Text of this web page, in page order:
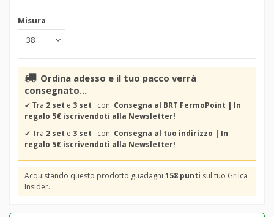
Misura
Ordina adesso e il tuo pacco verrà
consegnato...
✔ Tra 2 set e 3 set con Consegna al BRT FermoPoint | In
regalo 5€ iscrivendoti alla Newsletter!
✔ Tra 2 set e 3 set con Consegna al tuo indirizzo | In
regalo 5€ iscrivendoti alla Newsletter!
Acquistando questo prodotto guadagni 158 punti sul tuo Grilca
Insider.